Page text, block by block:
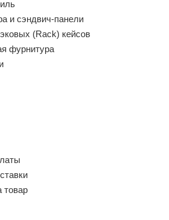
и сэндвич-панели
(Rack) кейсов
фурнитура
товар